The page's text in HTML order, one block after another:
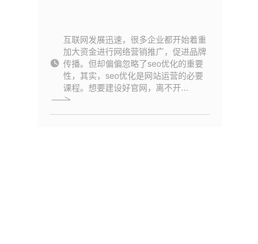
互联网发展迅速，很多企业都开始着重
加大资金进行网络营销推广，促进品牌
传播。但却偏偏忽略了seo优化的重要
性，其实，seo优化是网站运营的必要
课程。想要建设好官网，离不开...